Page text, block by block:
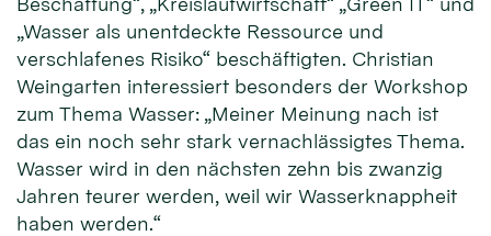
„Wasser als unentdeckte Ressource und
verschlafenes Risiko“ beschäftigten. Christian
Weingarten interessiert besonders der Workshop
zum Thema Wasser: „Meiner Meinung nach ist
das ein noch sehr stark vernachlässigtes Thema.
Wasser wird in den nächsten zehn bis zwanzig
Jahren teurer werden, weil wir Wasserknappheit
haben werden.“